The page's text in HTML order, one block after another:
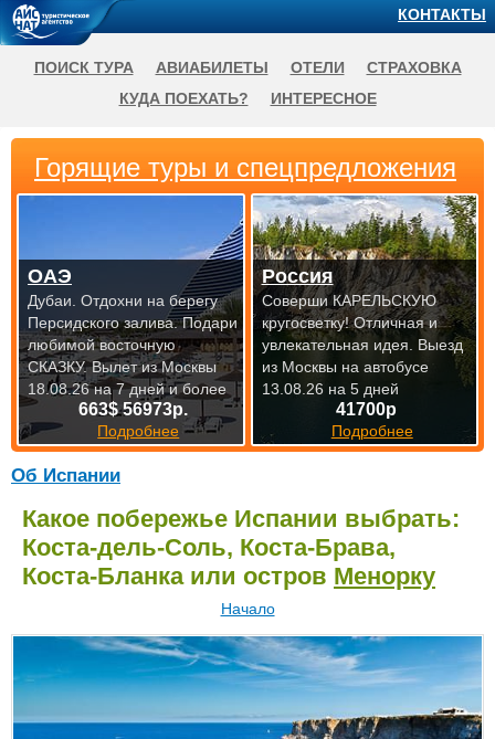
Об Испании
Какое побережье Испании выбрать:
Коста-дель-Соль, Коста-Брава,
Коста-Бланка или остров Менорку
Начало
Горящие туры и спецпредложения
663$ 56973р.
Подробнее
ОАЭ
Дубаи. Отдохни на берегу
Персидского залива. Подари
любимой восточную
СКАЗКУ.Вылет из Москвы
18.08.26 на 7 дней и более
41700р
Подробнее
Россия
Соверши КАРЕЛЬСКУЮ
кругосветку! Отличная и
увлекательная идея. Выезд
из Москвы на автобусе
13.08.26 на 5 дней
КОНТАКТЫ
ПОИСК ТУРА АВИАБИЛЕТЫ ОТЕЛИ
СТРАХОВКА
КУДА ПОЕХАТЬ?
ИНТЕРЕСНОЕ